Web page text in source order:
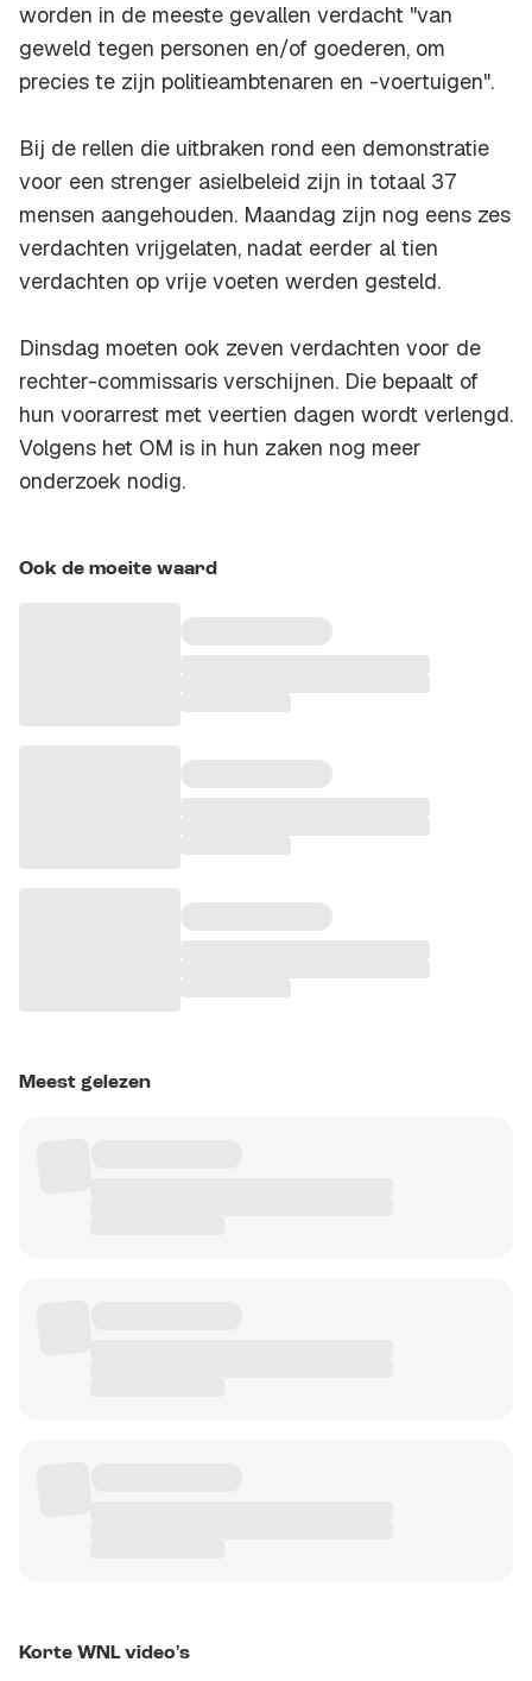
worden in de meeste gevallen verdacht "van
geweld tegen personen en/of goederen, om
precies te zijn politieambtenaren en -voertuigen".
Bij de rellen die uitbraken rond een demonstratie
voor een strenger asielbeleid zijn in totaal 37
mensen aangehouden. Maandag zijn nog eens zes
verdachten vrijgelaten, nadat eerder al tien
verdachten op vrije voeten werden gesteld.
Dinsdag moeten ook zeven verdachten voor de
rechter-commissaris verschijnen. Die bepaalt of
hun voorarrest met veertien dagen wordt verlengd.
Volgens het OM is in hun zaken nog meer
onderzoek nodig.
Ook de moeite waard
Meest gelezen
Korte WNL video's